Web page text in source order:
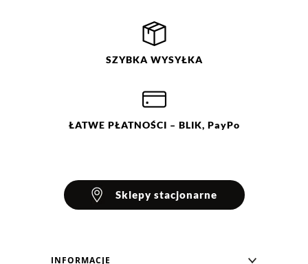
SZYBKA WYSYŁKA
ŁATWE PŁATNOŚCI – BLIK, PayPo
Sklepy stacjonarne
INFORMACJE